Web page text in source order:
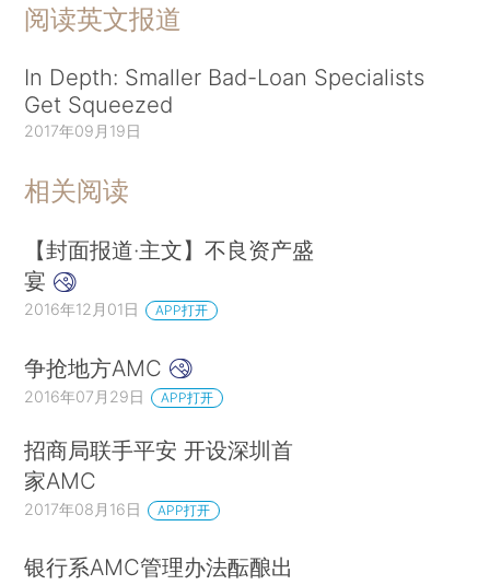
阅读英文报道
In Depth: Smaller Bad-Loan Specialists
Get Squeezed
2017年09月19日
相关阅读
【封面报道·主文】不良资产盛
宴
2016年12月01日 APP打开
争抢地方AMC
2016年07月29日 APP打开
招商局联手平安 开设深圳首
家AMC
2017年08月16日 APP打开
银行系AMC管理办法酝酿出